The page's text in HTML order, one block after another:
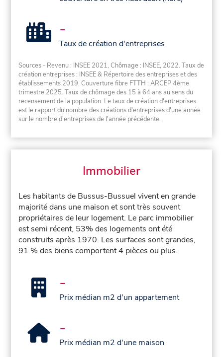
-
Taux de création d'entreprises
Sources - Revenu : INSEE 2021, Chômage : INSEE, 2022. Taux de
création entreprises : INSEE & Répertoire des entreprises et des
établissements 2019. Couverture fibre FTTH : ARCEP 4ème
trimestre 2025. Taux de chômage des 15 à 64 ans au sens du
recensement de la population. Le taux de création d'entreprises
est le rapport du nombre des créations d'entreprises d'une année
sur le nombre d'entreprises de l'année précédente.
Immobilier
Les habitants de Bussus-Bussuel vivent en grande
majorité dans une maison et sont très souvent
propriétaires de leur logement. Le parc immobilier
est semi récent, 53% des logements ont été
construits après 1970. Les surfaces sont grandes,
91 % des biens comportent 4 pièces ou plus.
-
Prix médian m2 d'un appartement
-
Prix médian m2 d'une maison